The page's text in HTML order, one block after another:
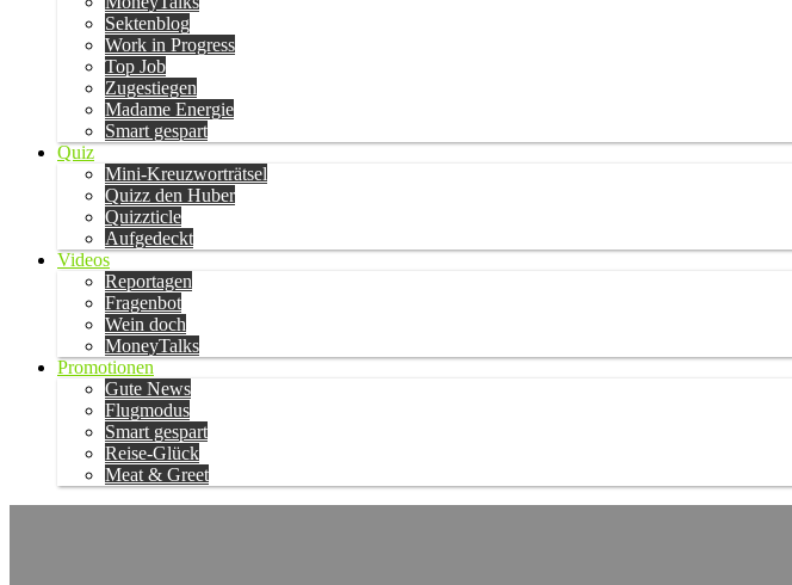
Sektenblog
Work in Progress
Top Job
Zugestiegen
Madame Energie
Smart gespart
Quiz
Mini-Kreuzworträtsel
Quizz den Huber
Quizzticle
Aufgedeckt
Videos
Reportagen
Fragenbot
Wein doch
MoneyTalks
Promotionen
Gute News
Flugmodus
Smart gespart
Reise-Glück
Meat & Greet